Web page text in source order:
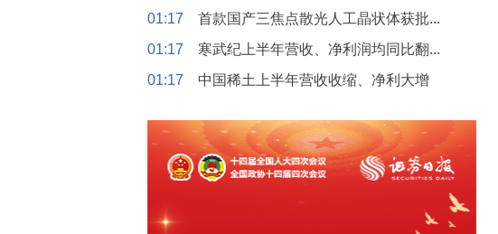
01:17
首款国产三焦点散光人工晶状体获批...
01:17
寒武纪上半年营收、净利润均同比翻...
01:17
中国稀土上半年营收收缩、净利大增